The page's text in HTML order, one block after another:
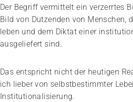
Der Begriff vermittelt ein verzerrtes
Bild von Dutzenden von Menschen,
leben und dem Diktat einer
ausgeliefert sind.
Das entspricht nicht der heutigen
ich lieber von selbstbestimmter
Institutionalisierung.